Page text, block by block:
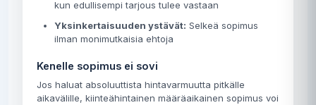
kun edullisempi tarjous tulee vastaan
Yksinkertaisuuden ystävät: Selkeä sopimus
ilman monimutkaisia ehtoja
Kenelle sopimus ei sovi
Jos haluat absoluuttista hintavarmuutta pitkälle
aikavälille, kiinteähintainen määräaikainen sopimus voi